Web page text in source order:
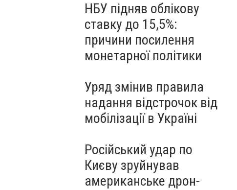
НБУ підняв облікову
ставку до 15,5%:
причини посилення
монетарної політики
Уряд змінив правила
надання відстрочок від
мобілізації в Україні
Російський удар по
Києву зруйнував
американське дрон-